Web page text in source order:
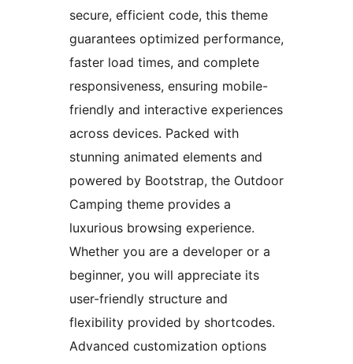
secure, efficient code, this theme
guarantees optimized performance,
faster load times, and complete
responsiveness, ensuring mobile-
friendly and interactive experiences
across devices. Packed with
stunning animated elements and
powered by Bootstrap, the Outdoor
Camping theme provides a
luxurious browsing experience.
Whether you are a developer or a
beginner, you will appreciate its
user-friendly structure and
flexibility provided by shortcodes.
Advanced customization options